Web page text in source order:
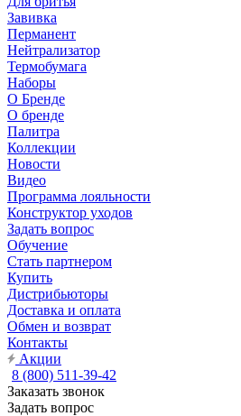
Завивка
Перманент
Нейтрализатор
Термобумага
Наборы
О Бренде
О бренде
Палитра
Коллекции
Новости
Видео
Программа лояльности
Конструктор уходов
Задать вопрос
Обучение
Стать партнером
Купить
Дистрибьюторы
Доставка и оплата
Обмен и возврат
Контакты
Акции
8 (800) 511-39-42
Заказать звонок
Задать вопрос